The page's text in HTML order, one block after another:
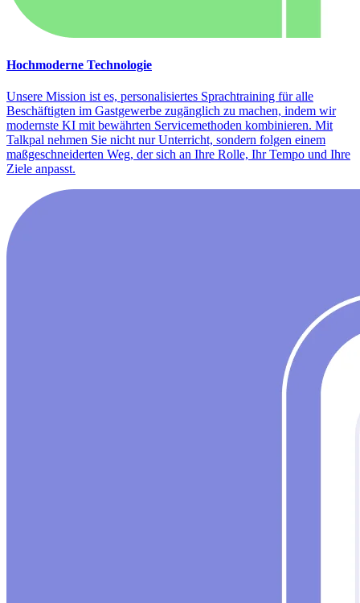
Hochmoderne Technologie
Unsere Mission ist es, personalisiertes Sprachtraining für alle
Beschäftigten im Gastgewerbe zugänglich zu machen, indem wir
modernste KI mit bewährten Servicemethoden kombinieren. Mit
Talkpal nehmen Sie nicht nur Unterricht, sondern folgen einem
maßgeschneiderten Weg, der sich an Ihre Rolle, Ihr Tempo und Ihre
Ziele anpasst.